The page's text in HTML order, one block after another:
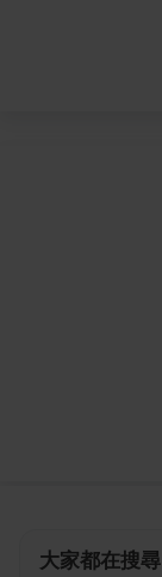
大家都在搜尋